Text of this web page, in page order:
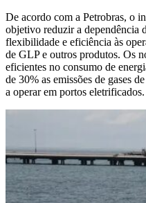
De acordo com a Petrobras, o
objetivo reduzir a dependência
flexibilidade e eficiência às
de GLP e outros produtos. Os
eficientes no consumo de
de 30% as emissões de gases
a operar em portos eletrificados.